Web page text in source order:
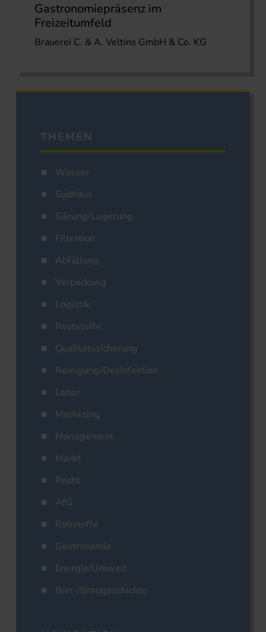
Gastronomiepräsenz im
Freizeitumfeld
Brauerei C. & A. Veltins GmbH & Co. KG
THEMEN
Wasser
Sudhaus
Gärung/Lagerung
Filtration
Abfüllung
Verpackung
Logistik
Reststoffe
Qualitätssicherung
Reinigung/Desinfektion
Labor
Marketing
Management
Markt
Recht
AfG
Rohstoffe
Gastronomie
Energie/Umwelt
Bier-/Braugeschichte